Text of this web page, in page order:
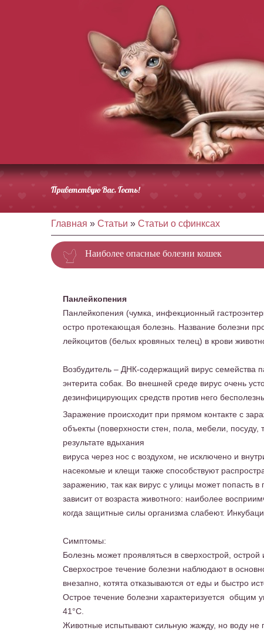
Приветствую Вас, Гость!
Главная » Статьи » Статьи о сфинксах
Наиболее опасные болезни кошек
Панлейкопения
Панлейкопения (чумка, инфекционный
остро протекающая болезнь. Название болезни
лейкоцитов (белых кровяных телец) в крови
Возбудитель – ДНК-содержащий вирус семейства
энтерита собак. Во внешней среде вирус очень
дезинфицирующих средств против него
Заражение происходит при прямом контакте с
объекты (поверхности стен, пола, мебели,
результате вдыхания
вируса через нос с воздухом, не исключено и
насекомые и клещи также способствуют
заражению, так как вирус с улицы может попасть
зависит от возраста животного: наиболее
когда защитные силы организма слабеют.
Симптомы:
Болезнь может проявляться в сверхострой,
Сверхострое течение болезни наблюдают в
внезапно, котята отказываются от еды и быстро
Острое течение болезни характеризуется общим
41°С.
Животные испытывают сильную жажду, но воду не